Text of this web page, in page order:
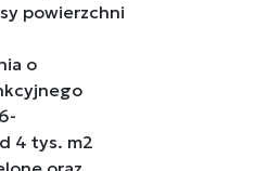
powierzchni
o
4 tys. m2